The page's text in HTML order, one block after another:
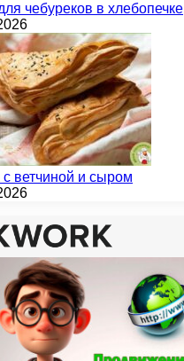
чебуреков в хлебопечке
ветчиной и сыром